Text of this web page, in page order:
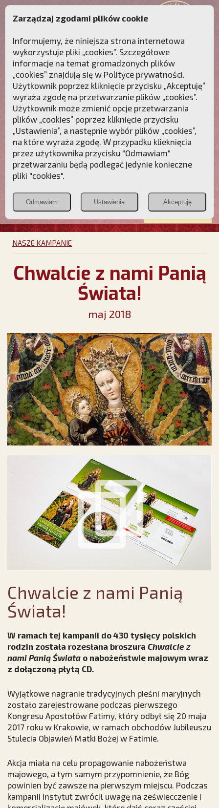
Przebudźmy sumienia Polaków!
Polonia
Christiana
PCh24.pl
Przymierze
POZNAJ APOSTOLAT FATIMY WESPRZYJ
NAS
NASZE KAMPANIE
Chwalcie z nami Panią
Świata!
maj 2018
Chwalcie z nami Panią
Świata!
W ramach tej kampanii do 430 tysięcy polskich
rodzin została rozesłana broszura Chwalcie z
nami Panią Świata o nabożeństwie majowym wraz
z dołączoną płytą CD.
Wyjątkowe nagranie tradycyjnych pieśni maryjnych
zostało zarejestrowane podczas pierwszego
Kongresu Apostołów Fatimy, który odbył się 20 maja
2017 roku w Krakowie, w ramach obchodów Jubileuszu
Stulecia Objawień Matki Bożej w Fatimie.
Akcja miała na celu propagowanie nabożeństwa
majowego, a tym samym przypomnienie, że Bóg
powinien być zawsze na pierwszym miejscu. Podczas
kampanii Instytut zwrócił uwagę na zeświecczenie i
Zarządzaj zgodami plików cookie
Informujemy, że niniejsza strona internetowa
wykorzystuje pliki „cookies”. Szczegółowe
informacje na temat gromadzonych plików
„cookies” znajdują się w Polityce prywatności.
Użytkownik poprzez kliknięcie przycisku „Akceptuję”
wyraża zgodę na przetwarzanie plików „cookies”.
Użytkownik może zmienić opcje przetwarzania
plików „cookies” poprzez kliknięcie przycisku
„Ustawienia”, a następnie wybór plików „cookies”,
na które wyraża zgodę. W przypadku klieknięcia
przez użytkownika przycisku "Odmawiam"
przetwarzaniu będą podlegać jedynie konieczne
pliki "cookies".
Odmawiam Ustawienia Akceptuję